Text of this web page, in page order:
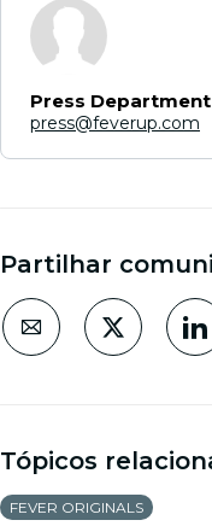
Press Department
press@feverup.com
Partilhar
Tópicos
FEVER ORIGINALS